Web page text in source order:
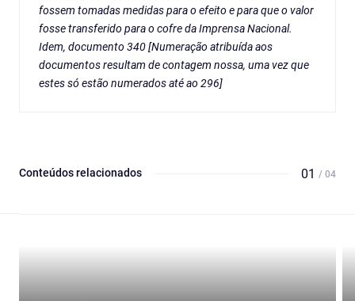
fossem tomadas medidas para o efeito e para que o valor
fosse transferido para o cofre da Imprensa Nacional.
Idem, documento 340 [Numeração atribuída aos
documentos resultam de contagem nossa, uma vez que
estes só estão numerados até ao 296]
Conteúdos relacionados 01 / 04